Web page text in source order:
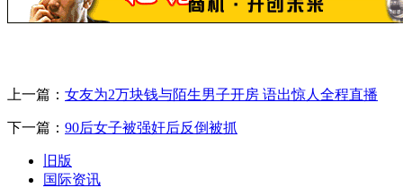
上一篇： 女友为2万块钱与陌生男子开房 语出惊人全程直播
下一篇： 90后女子被强奸后反倒被抓
旧版
国际资讯